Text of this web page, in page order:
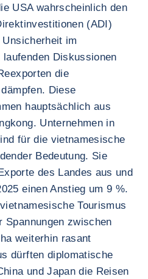
USA wahrscheinlich den
(ADI)
im
Diskussionen
die
Diese
hauptsächlich aus
Unternehmen in
für die vietnamesische
Bedeutung. Sie
des Landes aus und
einen Anstieg um 9 %.
Tourismus
Spannungen zwischen
weiterhin rasant
dürften diplomatische
und Japan die Reisen